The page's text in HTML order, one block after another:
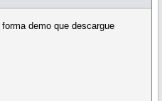
demo que descargue